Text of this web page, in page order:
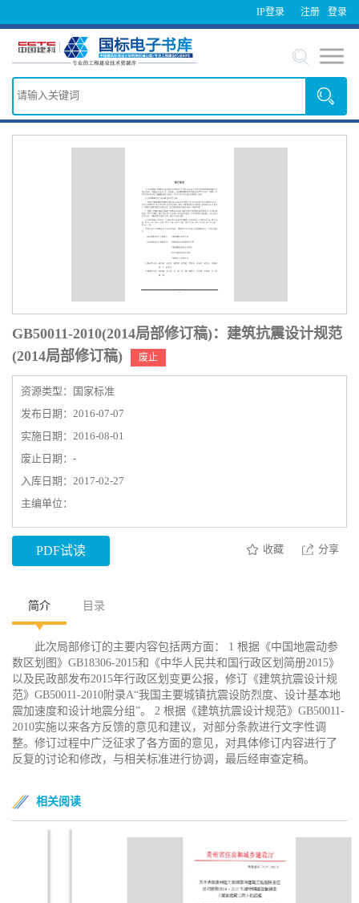
IP登录 登录
注册
GB50011-2010(2014局部修订稿)：建筑抗震设计规范
(2014局部修订稿)
废止
资源类型：国家标准
发布日期：2016-07-07
实施日期：2016-08-01
废止日期：-
入库日期：2017-02-27
主编单位：
PDF试读 收藏 分享
简介 目录
此次局部修订的主要内容包括两方面： 1 根据《中国地震动参
数区划图》GB18306-2015和《中华人民共和国行政区划简册2015》
以及民政部发布2015年行政区划变更公报，修订《建筑抗震设计规
范》GB50011-2010附录A“我国主要城镇抗震设防烈度、设计基本地
震加速度和设计地震分组”。 2 根据《建筑抗震设计规范》GB50011-
2010实施以来各方反馈的意见和建议，对部分条款进行文字性调
整。修订过程中广泛征求了各方面的意见，对具体修订内容进行了
反复的讨论和修改，与相关标准进行协调，最后经审查定稿。
相关阅读